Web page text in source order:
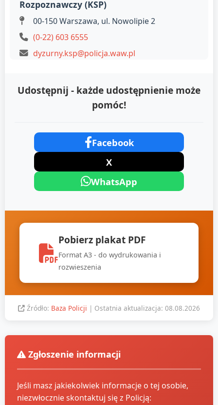
Rozpoznawczy (KSP)
00-150 Warszawa, ul. Nowolipie 2
(0-22) 603 6555
dyzurny.ksp@policja.waw.pl
Udostępnij - każde udostępnienie może
pomóc!
Facebook
X
WhatsApp
Pobierz plakat PDF
Format A3 - do wydrukowania i
rozwieszenia
Źródło: Baza Policji | Ostatnia aktualizacja: 08.08.2026
Zgłoszenie informacji
Jeśli masz jakiekolwiek informacje o tej osobie,
niezwłocznie skontaktuj się z Policją: